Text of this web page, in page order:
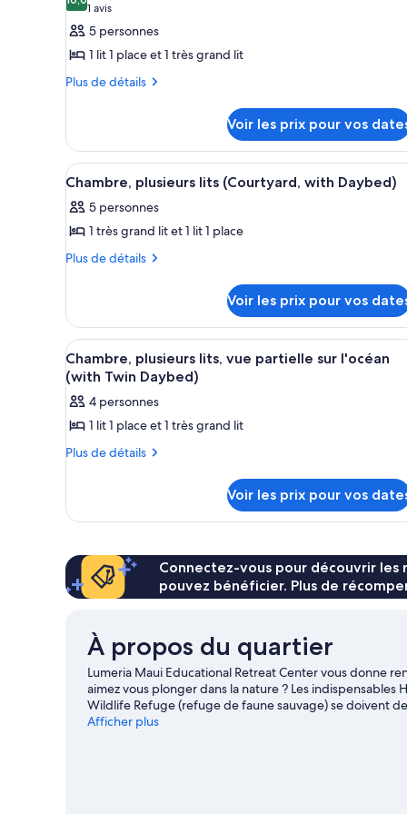
chambres
photos
pour
ce
type
Chambre,
plusieurs
lits
(Garden
with
DayBed)
10,0 sur 10
1 avis
(1 avis)
5 personnes
1 lit 1 place et 1 très grand lit
Plus de détails
Plus
le
type
de
Chambre,
plusieurs
(Garden
Voir les prix pour vos
Afficher
toutes
les
photos
pour
de
chambre :
Chambre,
plusieurs
lits
(Courtyard,
with
Une chambre d’hôtel avec
5
Chambre, plusieurs lits (Courtyard, with Daybed)
5 personnes
1 très grand lit et 1 lit 1 place
Plus de détails
Plus
le
type
de
chambre
Chambre,
plusieurs
lits
(Courtyard,
with
Voir les prix pour vos
Afficher
toutes
les
photos
pour
ce
chambre :
plusieurs
lits,
vue
l'océan
(with
Twin
Daybed)
Une chambre à coucher avec
5
Chambre, plusieurs lits, vue partielle sur l'océan
(with Twin Daybed)
4 personnes
1 lit 1 place et 1 très grand lit
Plus de détails
Plus
le
chambre
Chambre,
plusieurs
partielle
l'océan
(with
Twin
Daybed)
Voir les prix pour vos
Connectez-vous pour découvrir
pouvez bénéficier. Plus de
À propos du quartier
Lumeria Maui Educational Retreat Center vous donne
aimez vous plonger dans la nature ? Les
Wildlife Refuge (refuge de faune sauvage) se doivent
petit bain de culture ? Les pragmatiques Musée
Afficher plus